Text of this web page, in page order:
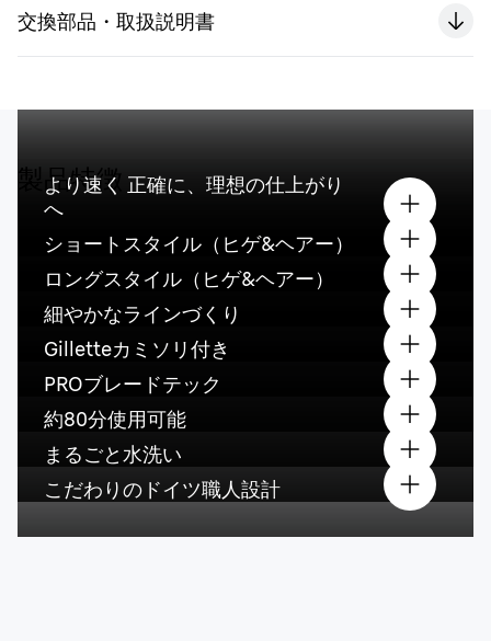
交換部品・取扱説明書
製品特徴
より速く 正確に、理想の仕上がり
へ
ショートスタイル（ヒゲ&ヘアー）
ロングスタイル（ヒゲ&ヘアー）
細やかなラインづくり
Gilletteカミソリ付き
PROブレードテック
約80分使用可能
まるごと水洗い
こだわりのドイツ職人設計